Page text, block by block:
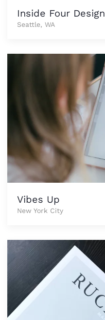
Inside Four Design
Seattle, WA
Vibes Up
New York City